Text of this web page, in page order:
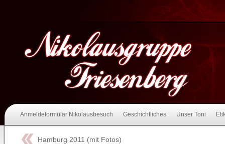
Anmeldeformular Nikolausbesuch Geschichtliches Unser Toni
Hamburg 2011 (mit Fotos)